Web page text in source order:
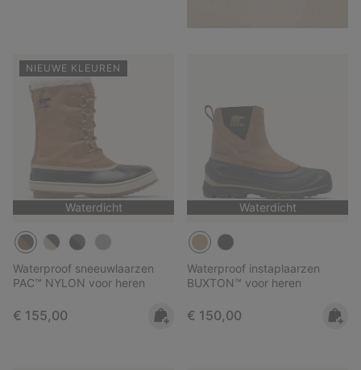
NIEUWE KLEUREN
Waterdicht
Waterproof sneeuwlaarzen
PAC™ NYLON voor heren
Regular price:
€ 155,00
Waterdicht
Waterproof instaplaarzen
BUXTON™ voor heren
Regular price:
€ 150,00